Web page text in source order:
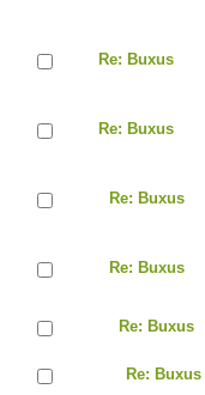
Re: Buxus
Re: Buxus
Re: Buxus
Re: Buxus
Re: Buxus
Re: Buxus